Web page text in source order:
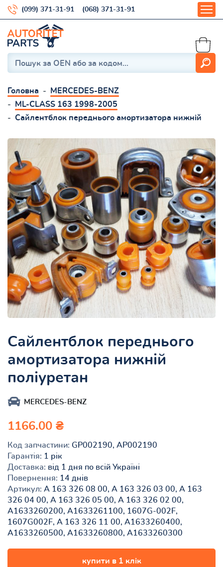
(099) 371-31-91 (068) 371-31-91
Головна
MERCEDES-BENZ
ML-CLASS 163 1998-2005
Сайлентблок переднього амортизатора нижній
Сайлентблок переднього
амортизатора нижній
поліуретан
MERCEDES-BENZ
1166.00 ₴
Код запчастини: GP002190, AP002190
Гарантія: 1 рік
Доставка: від 1 дня по всій Україні
Повернення: 14 днів
Артикул: A 163 326 08 00, A 163 326 03 00, A 163
326 04 00, A 163 326 05 00, A 163 326 02 00,
A1633260200, A1633261100, 1607G-002F,
1607G002F, A 163 326 11 00, A1633260400,
A1633260500, A1633260800, A1633260300
купити в 1 клік